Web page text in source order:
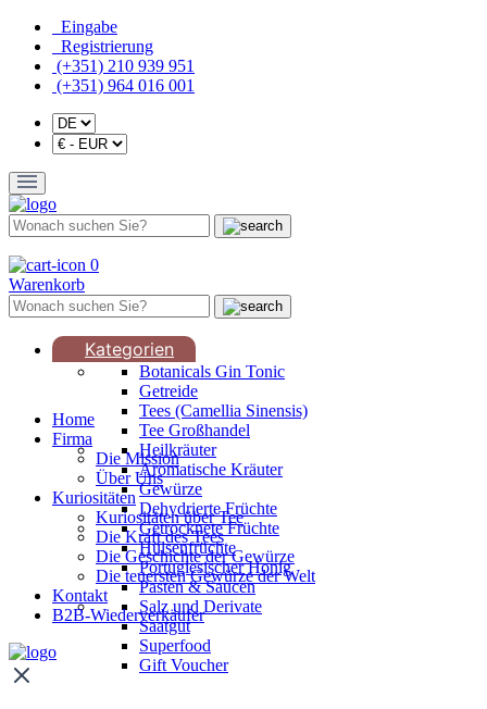
Eingabe
Registrierung
(+351) 210 939 951
(+351) 964 016 001
0
Warenkorb
Kategorien
Botanicals Gin Tonic
Getreide
Tees (Camellia Sinensis)
Tee Großhandel
Heilkräuter
Aromatische Kräuter
Gewürze
Dehydrierte Früchte
Getrocknete Früchte
Hülsenfrüchte
Portugiesischer Honig
Pasten & Saucen
Salz und Derivate
Saatgut
Superfood
Gift Voucher
Home
Firma
Die Mission
Über Uns
Kuriositäten
Kuriositäten über Tee
Die Kraft des Tees
Die Geschichte der Gewürze
Die teuersten Gewürze der Welt
Kontakt
B2B-Wiederverkäufer